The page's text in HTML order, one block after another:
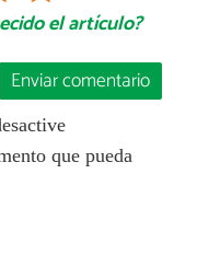
el artículo?
Enviar comentario
que pueda